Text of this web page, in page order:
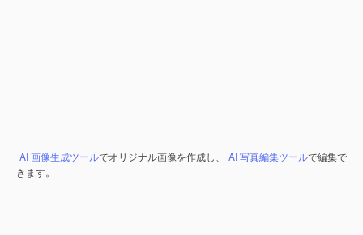
AI 画像生成ツールでオリジナル画像を作成し、 AI 写真編集ツールで編集で
きます。